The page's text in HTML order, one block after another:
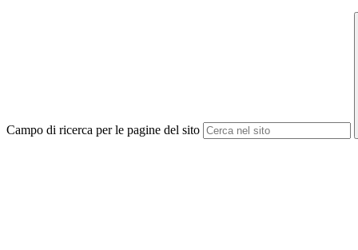
Campo di ricerca per le pagine del sito